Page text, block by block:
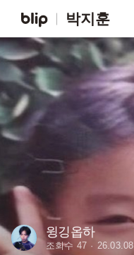
박지훈
윙깅옵하
조회수 47 26.03.08